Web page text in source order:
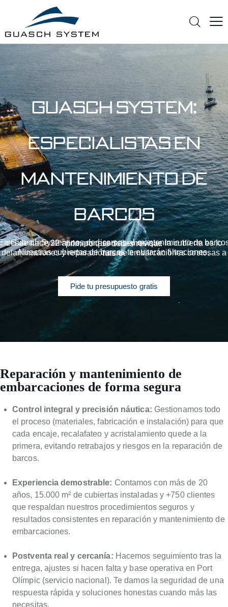
Guasch System:
Especialistas en
mantenimiento de
barcos
En Guasch System nos dedicamos al mantenimiento de barcos desde hace 22 años, por eso sabemos que la cubierta es lo primero que debes revisar.
Nuestras cubiertas de barcos te evitarán filtraciones, delaminaciones y reparaciones de embarcaciones costosas a futuro.
Pide tu presupuesto gratis
Reparación y mantenimiento de
embarcaciones de forma segura
Control integral y precisión náutica: Gestionamos todo
el proceso (materiales, fabricación e instalación) para que
cada encaje, recalafateo y acristalamiento quede a la
primera, evitando retrabajos y riesgos en la reparación de
barcos.
Experiencia demostrable: Contamos con más de 20
años, 15.000 m² de cubiertas instaladas y +750 clientes
que respaldan nuestros procedimientos seguros y
resultados consistentes en reparación y mantenimiento de
embarcaciones.
Postventa real y cercanía: Hacemos seguimiento tras la
entrega, ajustes si hacen falta y base operativa en Port
Olímpic (servicio nacional). Te damos la seguridad de una
respuesta rápida y soluciones honestas cuando más las
necesitas.